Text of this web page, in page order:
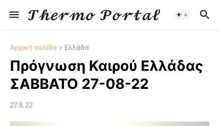
Αρχική σελίδα Ελλάδα
Πρόγνωση Καιρού Ελλάδας
ΣΑΒΒΑΤΟ 27-08-22
27.8.22